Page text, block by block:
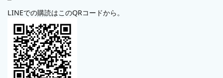
LINEでの購読はこのQRコードから。